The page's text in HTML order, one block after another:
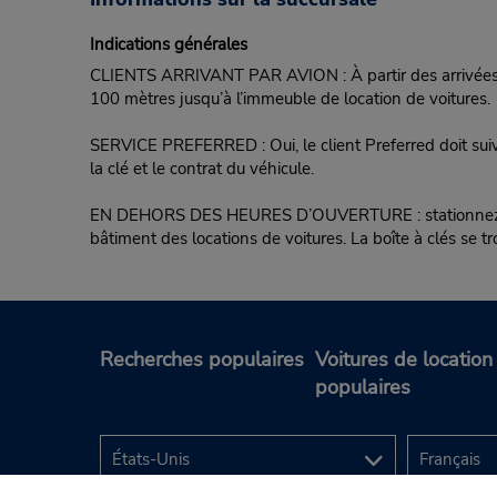
Indications générales
CLIENTS ARRIVANT PAR AVION : À partir des
100 mètres jusqu’à l’immeuble de location de voitures.
SERVICE PREFERRED : Oui, le client Preferred doit
la clé et le contrat du véhicule.
EN DEHORS DES HEURES D’OUVERTURE :
bâtiment des locations de voitures. La boîte à clés se
Recherches populaires Voitures de location
populaires